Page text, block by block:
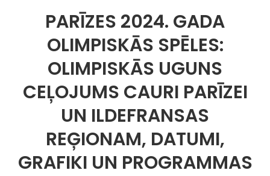
PARĪZES 2024. GADA
OLIMPISKĀS SPĒLES:
OLIMPISKĀS UGUNS
CEĻOJUMS CAURI PARĪZEI
UN ILDEFRANSAS
REĢIONAM, DATUMI,
GRAFIKI UN PROGRAMMAS